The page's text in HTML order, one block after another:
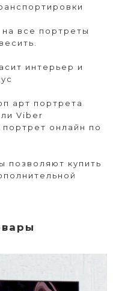
все портреты
интерьер и
арт портрета
Viber
онлайн по
позволяют купить